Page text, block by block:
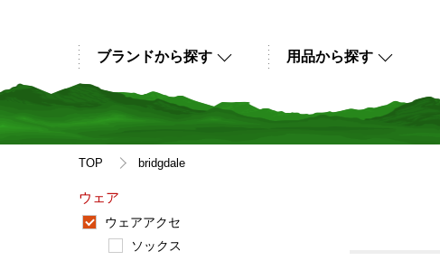
用品から探す
ブランドから探す
TOP bridgdale
ウェア
ウェアアクセ
ソックス